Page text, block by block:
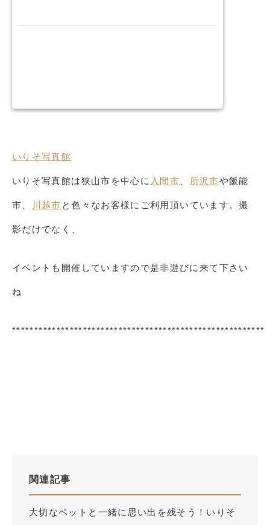
いりそ写真館
いりそ写真館は狭山市を中心に 入間市、 所沢市や飯能
市、 川越市 と色々なお客様にご利用頂いています。撮
影だけでなく、
イベントも開催していますので是非遊びに来て下さい
ね
*********************************************************
関連記事
大切なペットと一緒に思い出を残そう！いりそ